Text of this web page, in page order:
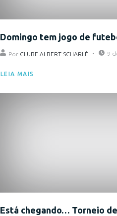
Domingo tem jogo de
Por CLUBE ALBERT SCHARLÉ 9
LEIA MAIS
Eventos
Está chegando… Torneio